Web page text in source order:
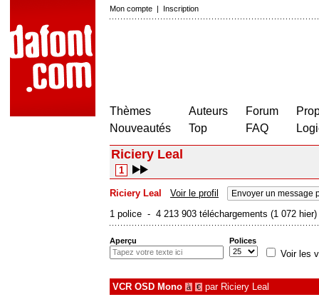
Mon compte | Inscription
Thèmes
Nouveautés
Auteurs
Top
Forum
FAQ
Riciery Leal
1
Riciery Leal Voir le profil Envoyer un message
1 police - 4 213 903 téléchargements (1 072 hier)
Aperçu Polices
Voir les
VCR OSD Mono à € par Riciery Leal